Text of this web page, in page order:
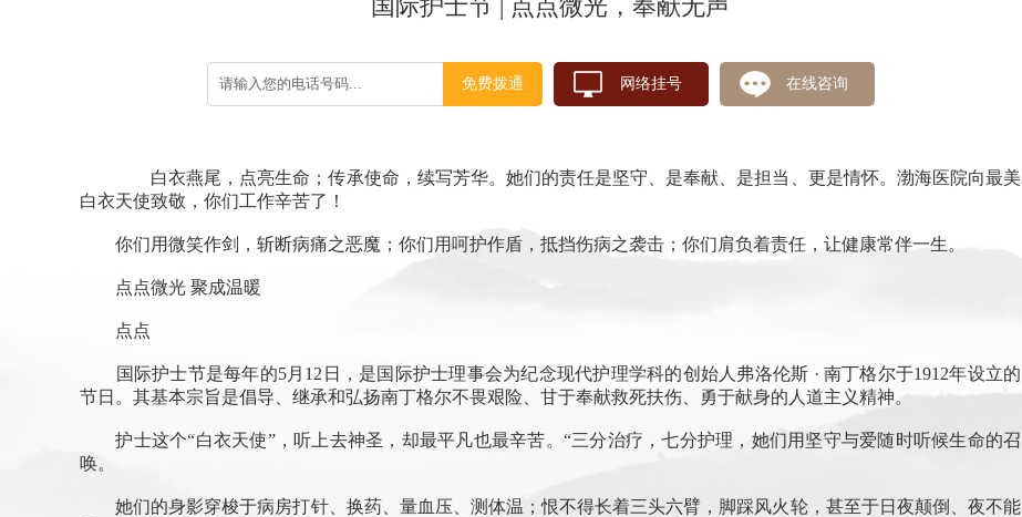
国际护士节 | 点点微光，奉献无声
免费拨通 网络挂号 在线咨询
白衣燕尾，点亮生命；传承使命，续写芳华。她们的责任是坚守、是奉献、是担当、更是情怀。渤海医院向最美
白衣天使致敬，你们工作辛苦了！
你们用微笑作剑，斩断病痛之恶魔；你们用呵护作盾，抵挡伤病之袭击；你们肩负着责任，让健康常伴一生。
点点微光 聚成温暖
点点
国际护士节是每年的5月12日，是国际护士理事会为纪念现代护理学科的创始人弗洛伦斯 · 南丁格尔于1912年设立的
节日。其基本宗旨是倡导、继承和弘扬南丁格尔不畏艰险、甘于奉献救死扶伤、勇于献身的人道主义精神。
护士这个“白衣天使”，听上去神圣，却最平凡也最辛苦。“三分治疗，七分护理，她们用坚守与爱随时听候生命的召
唤。
她们的身影穿梭于病房打针、换药、量血压、测体温；恨不得长着三头六臂，脚踩风火轮，甚至于日夜颠倒、夜不能